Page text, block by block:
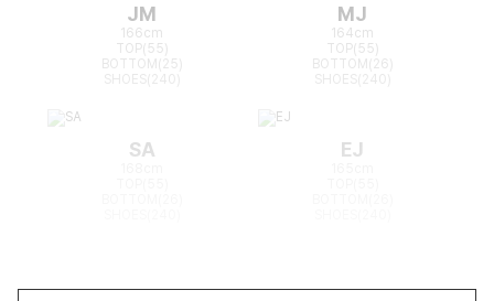
JM
166cm
TOP(55)
BOTTOM(25)
MJ
164cm
TOP(55)
BOTTOM(26)
SA EJ